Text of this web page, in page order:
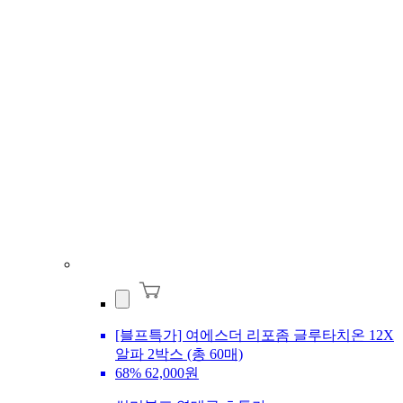
[블프특가] 여에스더 리포좀 글루타치온 12X
알파 2박스 (총 60매)
68% 62,000원